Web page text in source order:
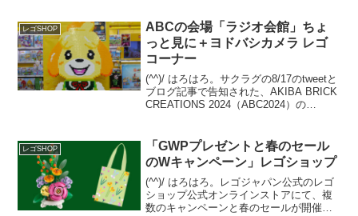
パン/シナテック指定ですが、主役のボタ
ニカルコレ...
レゴSHOP
ABCの会場「ラジオ会館」ちょ
っと見に＋ヨドバシカメラ レゴ
コーナー
(^^)/ はろはろ。サクラグの8/17のtweetと
ブログ記事で告知された、AKIBA BRICK
CREATIONS 2024（ABC2024）の
す。とゆー...
レゴSHOP
「GWPプレゼントと春のセール
のWキャンペーン」レゴショップ
(^^)/ はろはろ。レゴジャパン公式のレゴ
ショップ公式オンラインストアにて、複
数のキャンペーンと春のセールが開催中